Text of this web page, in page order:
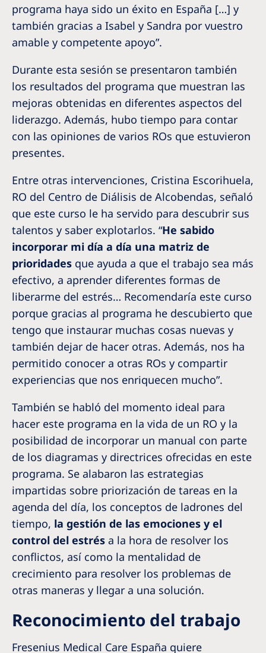
programa haya sido un éxito en España […] y
también gracias a Isabel y Sandra por vuestro
amable y competente apoyo”.
Durante esta sesión se presentaron también
los resultados del programa que muestran las
mejoras obtenidas en diferentes aspectos del
liderazgo. Además, hubo tiempo para contar
con las opiniones de varios ROs que estuvieron
presentes.
Entre otras intervenciones, Cristina Escorihuela,
RO del Centro de Diálisis de Alcobendas, señaló
que este curso le ha servido para descubrir sus
talentos y saber explotarlos. “He sabido
incorporar mi día a día una matriz de
prioridades que ayuda a que el trabajo sea más
efectivo, a aprender diferentes formas de
liberarme del estrés… Recomendaría este curso
porque gracias al programa he descubierto que
tengo que instaurar muchas cosas nuevas y
también dejar de hacer otras. Además, nos ha
permitido conocer a otras ROs y compartir
experiencias que nos enriquecen mucho”.
También se habló del momento ideal para
hacer este programa en la vida de un RO y la
posibilidad de incorporar un manual con parte
de los diagramas y directrices ofrecidas en este
programa. Se alabaron las estrategias
impartidas sobre priorización de tareas en la
agenda del día, los conceptos de ladrones del
tiempo, la gestión de las emociones y el
control del estrés a la hora de resolver los
conflictos, así como la mentalidad de
crecimiento para resolver los problemas de
otras maneras y llegar a una solución.
Reconocimiento del trabajo
Fresenius Medical Care España quiere